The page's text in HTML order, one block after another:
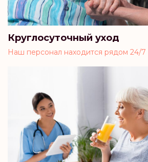
Круглосуточный уход
Наш персонал находится рядом 24/7